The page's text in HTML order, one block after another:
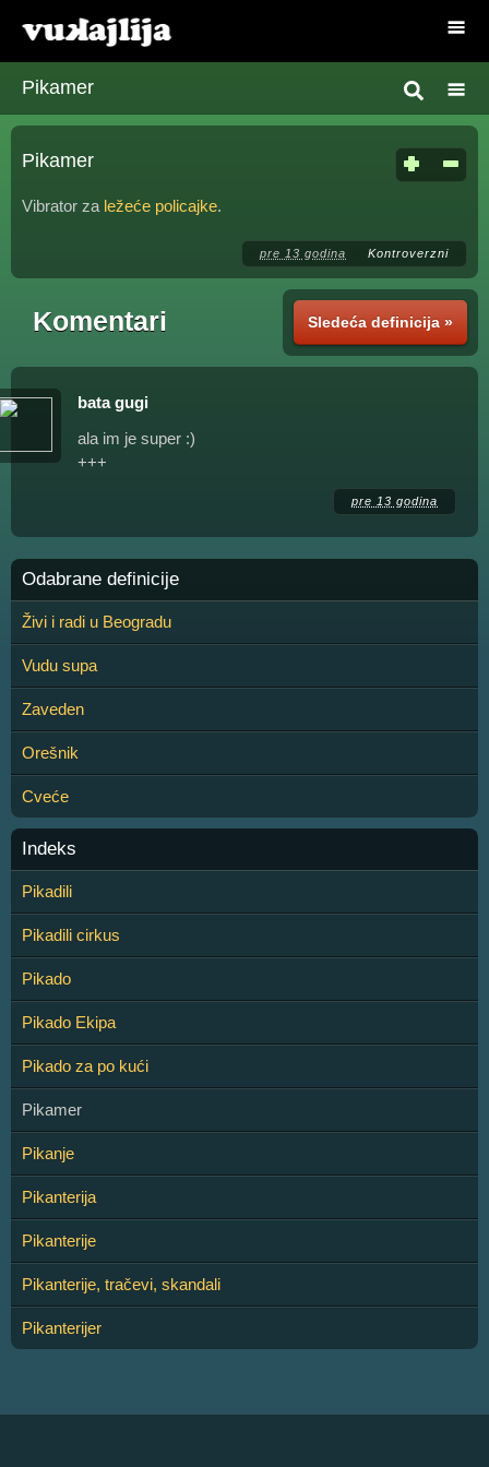
Pikamer
Pikamer
Vibrator za ležeće policajke.
pre 13 godina Kontroverzni
Sledeća definicija »
Komentari
bata gugi
ala im je super :)
+++
pre 13 godina
Odabrane definicije
Živi i radi u Beogradu
Vudu supa
Zaveden
Orešnik
Cveće
Indeks
Pikadili
Pikadili cirkus
Pikado
Pikado Ekipa
Pikado za po kući
Pikamer
Pikanje
Pikanterija
Pikanterije
Pikanterije, tračevi, skandali
Pikanterijer